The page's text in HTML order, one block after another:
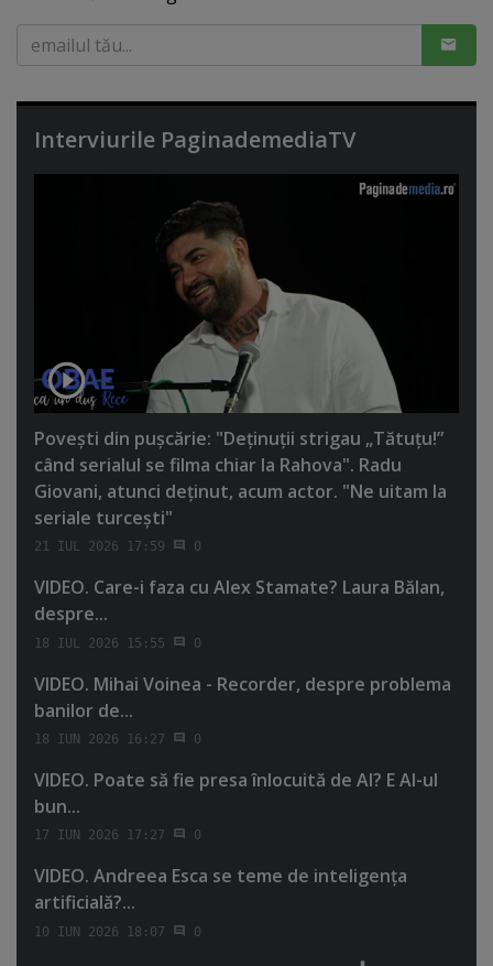
Interviurile PaginademediaTV
Poveşti din puşcărie: "Deţinuţii strigau „Tătuţu!”
când serialul se filma chiar la Rahova". Radu
Giovani, atunci deţinut, acum actor. "Ne uitam la
seriale turceşti"
21 IUL 2026 17:59 0
VIDEO. Care-i faza cu Alex Stamate? Laura Bălan,
despre...
18 IUL 2026 15:55 0
VIDEO. Mihai Voinea - Recorder, despre problema
banilor de...
18 IUN 2026 16:27 0
VIDEO. Poate să fie presa înlocuită de AI? E AI-ul
bun...
17 IUN 2026 17:27 0
VIDEO. Andreea Esca se teme de inteligenţa
artificială?...
10 IUN 2026 18:07 0